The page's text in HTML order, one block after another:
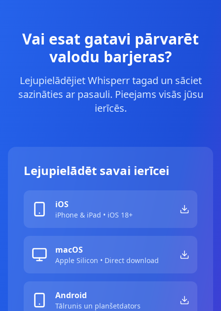
Vai esat gatavi pārvarēt
valodu barjeras?
Lejupielādējiet Whisperr tagad un sāciet
sazināties ar pasauli. Pieejams visās jūsu
ierīcēs.
Lejupielādēt savai ierīcei
iOS
iPhone & iPad • iOS 18+
macOS
Apple Silicon • Direct download
Android
Tālrunis un planšetdators